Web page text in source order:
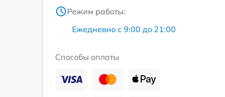
Режим работы:
Ежедневно с 9:00 до 21:00
Способы оплаты